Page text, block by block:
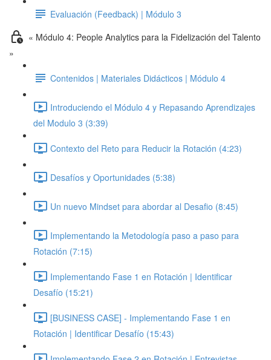
Evaluación (Feedback) | Módulo 3
« Módulo 4: People Analytics para la Fidelización del Talento
»
Contenidos | Materiales Didácticos | Módulo 4
Introduciendo el Módulo 4 y Repasando Aprendizajes
del Modulo 3 (3:39)
Contexto del Reto para Reducir la Rotación (4:23)
Desafíos y Oportunidades (5:38)
Un nuevo Mindset para abordar al Desafio (8:45)
Implementando la Metodología paso a paso para
Rotación (7:15)
Implementando Fase 1 en Rotación | Identificar
Desafío (15:21)
[BUSINESS CASE] - Implementando Fase 1 en
Rotación | Identificar Desafío (15:43)